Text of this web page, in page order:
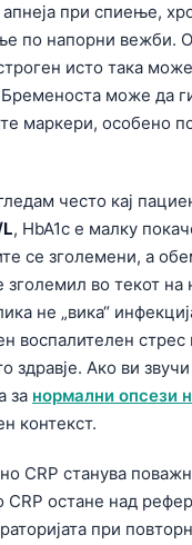
при спиење,
по напорни вежби.
исто така
Бременоста може да
маркери, особено
често кај
, HbA1c е малку
се зголемени, а
зголемил во текот на
не „вика“
воспалителен стрес
здравје. Ако ви
за нормални опсези
контекст.
CRP станува
CRP остане над
при
мова